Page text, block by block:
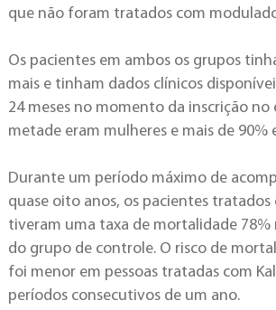
que não foram tratados com
Os pacientes em ambos os grupos
mais e tinham dados clínicos
24 meses no momento da inscrição no
metade eram mulheres e mais de 90%
Durante um período máximo de
quase oito anos, os pacientes tratados
tiveram uma taxa de mortalidade 78%
do grupo de controle. O risco de
foi menor em pessoas tratadas com
períodos consecutivos de um ano.